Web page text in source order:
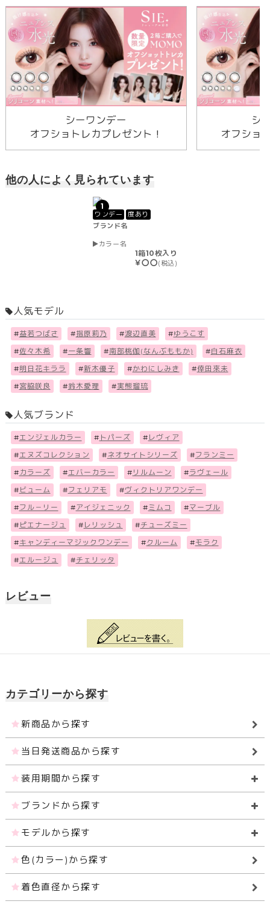
シーワンデー
オフショトレカプレゼント！
シ
オフショ
他の人によく見られています
1
ワンデー
度あり
ブランド名
カラー名
1箱10枚入り
￥〇〇(税込)
人気モデル
#益若つばさ #指原莉乃 #渡辺直美 #ゆうこす
#佐々木希 #一条響 #南部桃伽(なんぶももか) #白石麻衣
#明日花キララ #新木優子 #かわにしみき #倖田來未
#宮脇咲良 #鈴木愛理 #実熊瑠琉
人気ブランド
#エンジェルカラー # トパーズ # レヴィア
#エヌズコレクション #ネオサイトシリーズ #フランミー
# カラーズ #エバーカラー # リルムーン #ラヴェール
# ビューム #フェリアモ #ヴィクトリアワンデー
#フル－リー #アイジェニック #ミムコ #マーブル
# ピエナージュ # レリッシュ #チューズミー
#キャンディーマジックワンデー #クルーム #モラク
#エルージュ #チェリッタ
レビュー
カテゴリーから探す
新商品から探す
当日発送商品から探す
装用期間から探す
ブランドから探す
モデルから探す
色(カラー)から探す
着色直径から探す